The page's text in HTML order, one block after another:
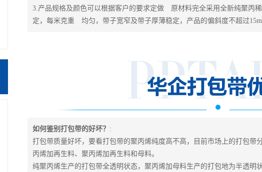
3.产品规格及颜色可以根据客户的要求定做 原材料完全采用全新纯聚丙
定，每米克重 均匀，带子宽窄及带子厚薄稳定，产品的偏斜度不超过
如何鉴别打包带的好坏？ :
打包带质量好坏，要看打包带的聚丙烯纯度高不高，目前市场上的打包带
丙烯加再生料、聚丙烯加再生料和母料。
纯聚丙烯生产的打包带全透明状态，聚丙烯加母料生产的打包地为半透明